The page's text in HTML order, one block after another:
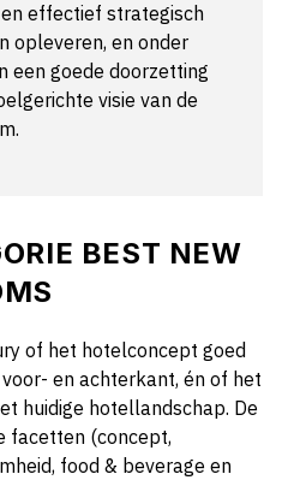
effectief strategisch
opleveren, en onder
een goede doorzetting
visie van de
BEST NEW
of het hotelconcept goed
en achterkant, én of het
huidige hotellandschap. De
facetten (concept,
food & beverage en